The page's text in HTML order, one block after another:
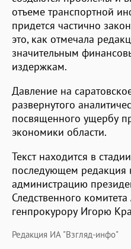
отъеме транспортной
придется частично
это, как отмечала
значительным
издержкам.
Давление на
развернутого
посвященного ущербу
экономики области.
Текст находится в
последующем редакция
администрацию
Следственного комитета
генпрокурору Игорю
Редакция ИА "Взгляд-инфо"